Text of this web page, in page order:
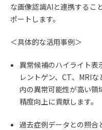
な画像認識AIと連携するこ
ポートします。
＜具体的な活用事例＞
異常候補のハイライト表
レントゲン、CT、MRI
内の異常可能性が高い領
精度向上に貢献します。
過去症例データとの照合